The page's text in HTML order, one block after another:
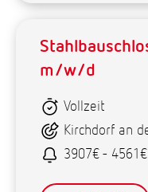
m/w/d
Vollzeit
Kirchdorf an
3907€ -